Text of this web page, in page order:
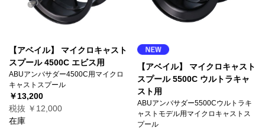
【アベイル】 マイクロキャスト
スプール 4500C エビス用
ABUアンバサダー4500C用マイクロ
キャストスプール
￥13,200
税抜 ￥12,000
在庫
【アベイル】 マイクロキャスト
スプール 5500C ウルトラキャ
スト用
ABUアンバサダー5500Cウルトラキ
ャストモデル用マイクロキャストス
プール